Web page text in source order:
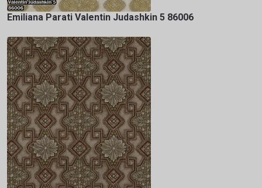
Emiliana Parati Valentin Judashkin 5 86006